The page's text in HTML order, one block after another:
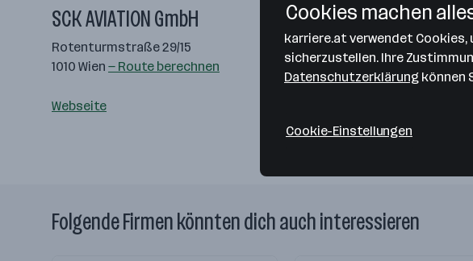
SCK AVIATION GmbH
Rotenturmstraße 29/15
1010 Wien — Route berechnen
Webseite
Folgende Firmen könnten dich auch interessieren
Cookies machen
karriere.at verwendet
sicherzustellen. Ihre
Datenschutzerklärung können
Cookie-Einstellungen